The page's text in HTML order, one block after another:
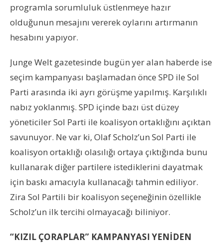
programla sorumluluk üstlenmeye hazır
olduğunun mesajını vererek oylarını artırmanın
hesabını yapıyor.
Junge Welt gazetesinde bugün yer alan haberde ise
seçim kampanyası başlamadan önce SPD ile Sol
Parti arasında iki ayrı görüşme yapılmış. Karşılıklı
nabız yoklanmış. SPD içinde bazı üst düzey
yöneticiler Sol Parti ile koalisyon ortaklığını açıktan
savunuyor. Ne var ki, Olaf Scholz’un Sol Parti ile
koalisyon ortaklığı olasılığı ortaya çıktığında bunu
kullanarak diğer partilere istediklerini dayatmak
için baskı amacıyla kullanacağı tahmin ediliyor.
Zira Sol Partili bir koalisyon seçeneğinin özellikle
Scholz’un ilk tercihi olmayacağı biliniyor.
“KIZIL ÇORAPLAR” KAMPANYASI YENİDEN